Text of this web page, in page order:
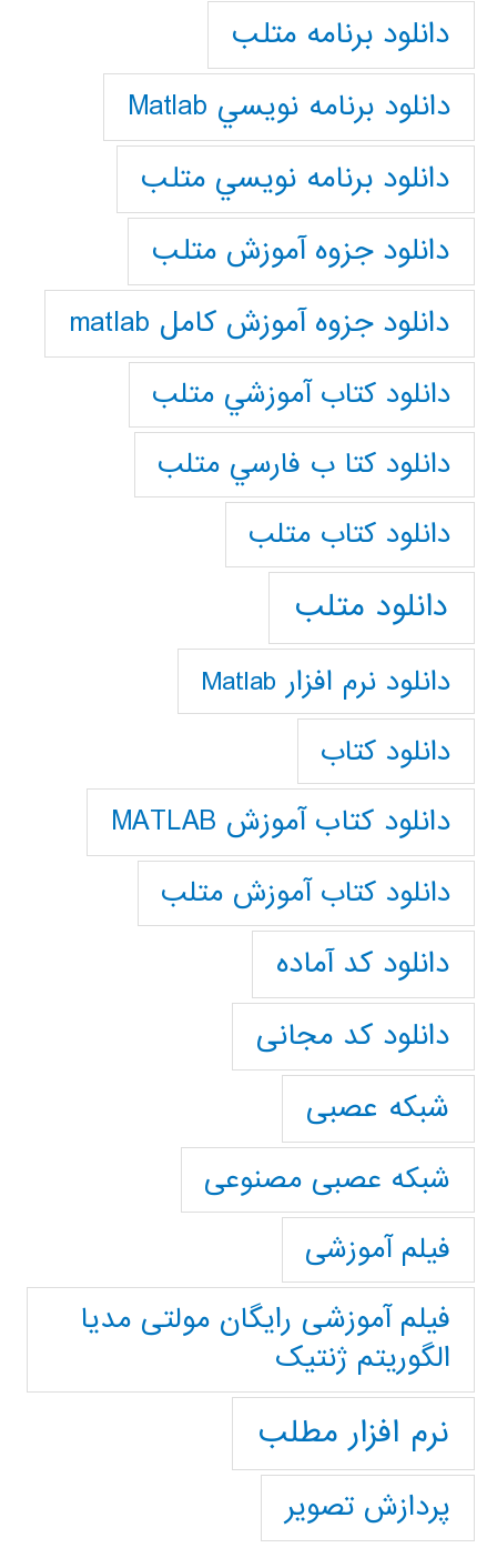
دانلود برنامه متلب
دانلود برنامه نويسي Matlab
دانلود برنامه نويسي متلب
دانلود جزوه آموزش متلب
دانلود جزوه آموزش کامل matlab
دانلود كتاب آموزشي متلب
دانلود كتا ب فارسي متلب
دانلود كتاب متلب
دانلود متلب
دانلود نرم افزار Matlab
دانلود کتاب
دانلود کتاب آموزش MATLAB
دانلود کتاب آموزش متلب
دانلود کد آماده
دانلود کد مجانی
شبکه عصبی
شبکه عصبی مصنوعی
فیلم آموزشی
فیلم آموزشی رایگان مولتی مدیا
الگوریتم ژنتیک
نرم افزار مطلب
پردازش تصویر